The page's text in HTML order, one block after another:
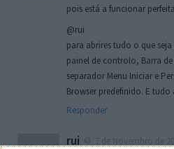
pois está a funcionar
@rui
para abrires tudo o que
painel de controlo, Barra de
separador Menu Iniciar e
Browser predefinido. E
Responder
rui